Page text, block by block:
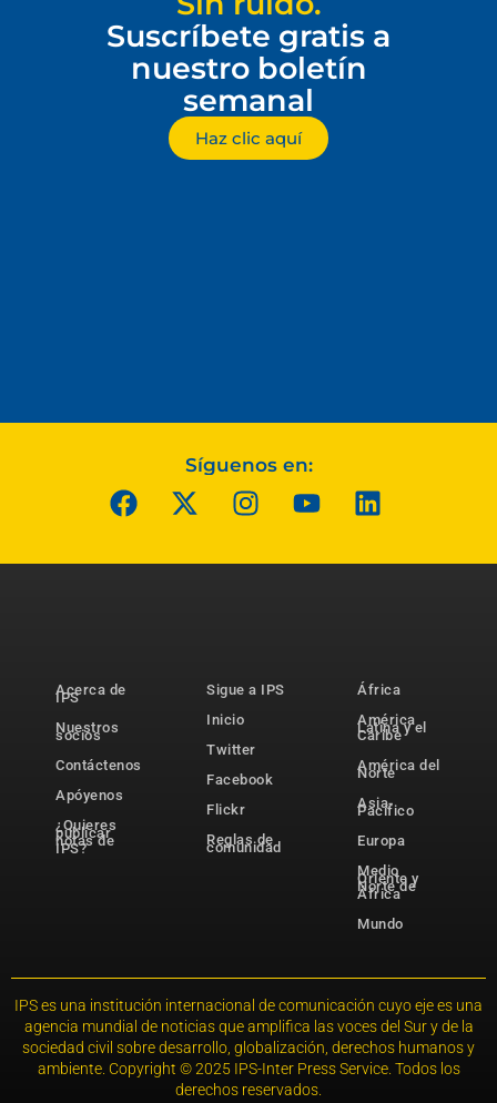
Suscríbete gratis a
nuestro boletín
semanal
Haz clic aquí
Síguenos en:
Acerca de
IPS
Nuestros
socios
Contáctenos
Apóyenos
¿Quieres
publicar
notas de
IPS?
Sigue a IPS
Inicio
Twitter
Facebook
Flickr
Reglas de
comunidad
África
América
Latina y el
Caribe
América del
Norte
Asia-
Pacífico
Europa
Medio
Oriente y
Norte de
África
Mundo
IPS es una institución internacional de comunicación cuyo eje es una
agencia mundial de noticias que amplifica las voces del Sur y de la
sociedad civil sobre desarrollo, globalización, derechos humanos y
ambiente. Copyright © 2025 IPS-Inter Press Service. Todos los
derechos reservados.